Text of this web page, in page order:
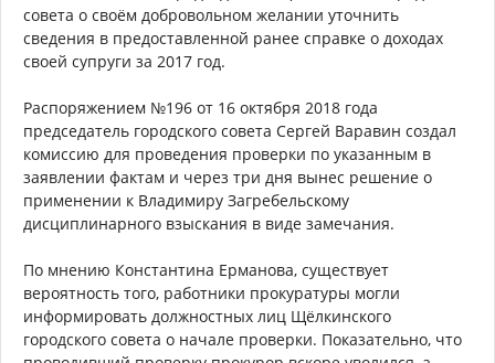
совета о своём добровольном желании уточнить
сведения в предоставленной ранее справке о доходах
своей супруги за 2017 год.
Распоряжением №196 от 16 октября 2018 года
председатель городского совета Сергей Варавин создал
комиссию для проведения проверки по указанным в
заявлении фактам и через три дня вынес решение о
применении к Владимиру Загребельскому
дисциплинарного взыскания в виде замечания.
По мнению Константина Ерманова, существует
вероятность того, работники прокуратуры могли
информировать должностных лиц Щёлкинского
городского совета о начале проверки. Показательно, что